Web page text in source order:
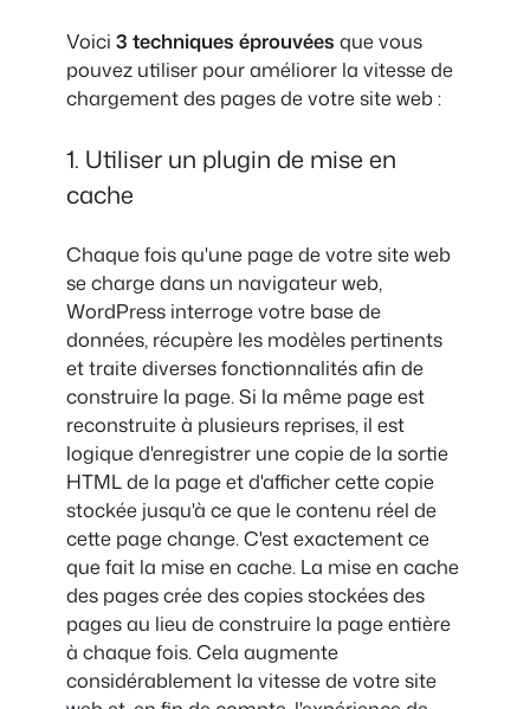
Voici 3 techniques éprouvées que vous
pouvez utiliser pour améliorer la vitesse de
chargement des pages de votre site web :
1. Utiliser un plugin de mise en
cache
Chaque fois qu'une page de votre site web
se charge dans un navigateur web,
WordPress interroge votre base de
données, récupère les modèles pertinents
et traite diverses fonctionnalités afin de
construire la page. Si la même page est
reconstruite à plusieurs reprises, il est
logique d'enregistrer une copie de la sortie
HTML de la page et d'afficher cette copie
stockée jusqu'à ce que le contenu réel de
cette page change. C'est exactement ce
que fait la mise en cache. La mise en cache
des pages crée des copies stockées des
pages au lieu de construire la page entière
à chaque fois. Cela augmente
considérablement la vitesse de votre site